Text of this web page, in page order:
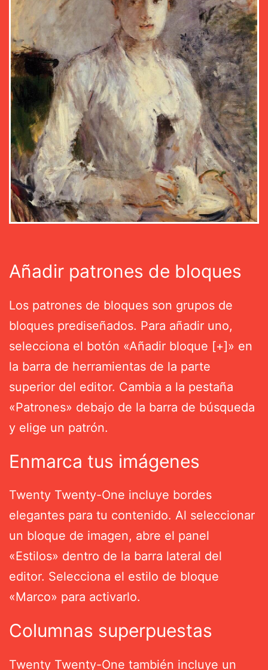
Añadir patrones de bloques
Los patrones de bloques son grupos de
bloques prediseñados. Para añadir uno,
selecciona el botón «Añadir bloque [+]» en
la barra de herramientas de la parte
superior del editor. Cambia a la pestaña
«Patrones» debajo de la barra de búsqueda
y elige un patrón.
Enmarca tus imágenes
Twenty Twenty-One incluye bordes
elegantes para tu contenido. Al seleccionar
un bloque de imagen, abre el panel
«Estilos» dentro de la barra lateral del
editor. Selecciona el estilo de bloque
«Marco» para activarlo.
Columnas superpuestas
Twenty Twenty-One también incluye un